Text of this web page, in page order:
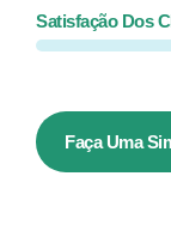
Satisfação Dos
Faça Uma